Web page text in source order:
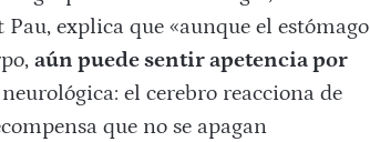
explica que «aunque el estómago
aún puede sentir apetencia por
el cerebro reacciona de
que no se apagan